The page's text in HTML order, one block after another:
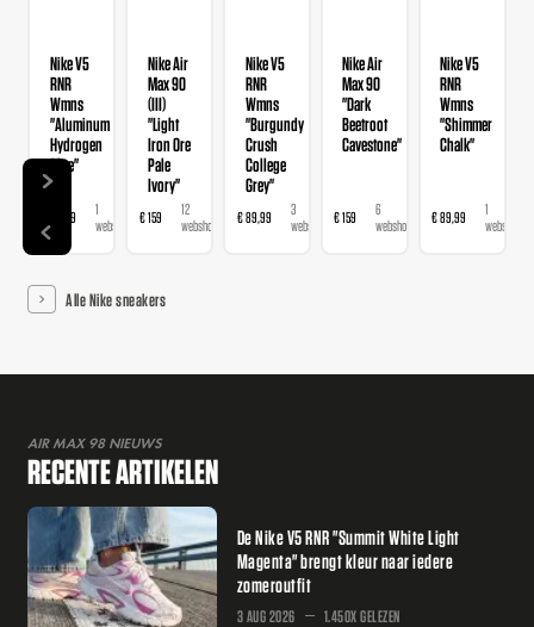
Nike V5
RNR
Wmns
"Aluminum
Hydrogen
Blue"
€ 89,99
1
webshop
Nike Air
Max 90
(III)
"Light
Iron Ore
Pale
Ivory"
€ 159
12
webshops
Nike V5
RNR
Wmns
"Burgundy
Crush
College
Grey"
€ 89,99
3
webshops
Nike Air
Max 90
"Dark
Beetroot
Cavestone"
€ 159
6
webshops
Nike V5
RNR
Wmns
"Shimmer
Chalk"
€ 89,99
1
webshop
Alle Nike sneakers
AIR MAX 98 NIEUWS
RECENTE ARTIKELEN
De Nike V5 RNR "Summit White Light
Magenta" brengt kleur naar iedere
zomeroutfit
3 AUG 2026 1.450X GELEZEN